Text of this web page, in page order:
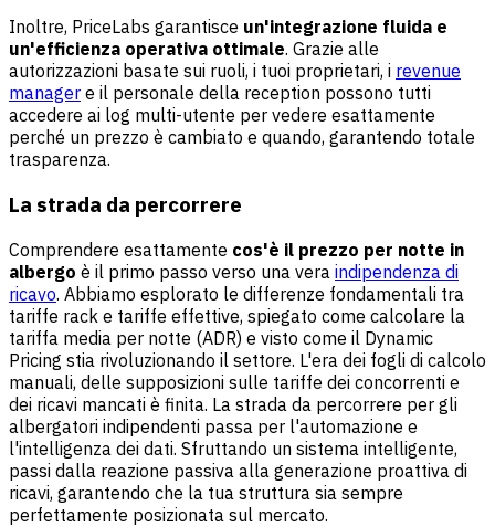
Inoltre, PriceLabs garantisce un'integrazione fluida e
un'efficienza operativa ottimale. Grazie alle
autorizzazioni basate sui ruoli, i tuoi proprietari, i revenue
manager e il personale della reception possono tutti
accedere ai log multi-utente per vedere esattamente
perché un prezzo è cambiato e quando, garantendo totale
trasparenza.
La strada da percorrere
Comprendere esattamente cos'è il prezzo per notte in
albergo è il primo passo verso una vera indipendenza di
ricavo. Abbiamo esplorato le differenze fondamentali tra
tariffe rack e tariffe effettive, spiegato come calcolare la
tariffa media per notte (ADR) e visto come il Dynamic
Pricing stia rivoluzionando il settore. L'era dei fogli di calcolo
manuali, delle supposizioni sulle tariffe dei concorrenti e
dei ricavi mancati è finita. La strada da percorrere per gli
albergatori indipendenti passa per l'automazione e
l'intelligenza dei dati. Sfruttando un sistema intelligente,
passi dalla reazione passiva alla generazione proattiva di
ricavi, garantendo che la tua struttura sia sempre
perfettamente posizionata sul mercato.